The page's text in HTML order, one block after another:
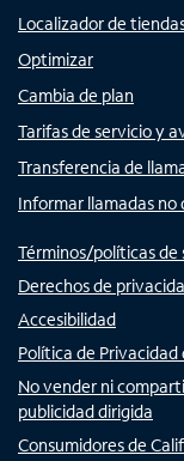
Localizador de
Optimizar
Cambia de plan
Tarifas de servicio y
Transferencia de
Informar llamadas no
Términos/políticas de
Derechos de
Accesibilidad
Política de Privacidad
No vender ni
publicidad dirigida
Consumidores de